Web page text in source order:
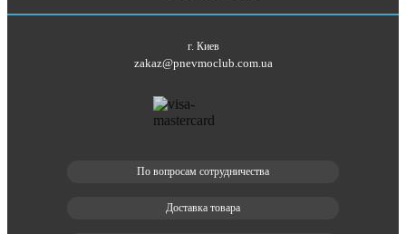
г. Киев
zakaz@pnevmoclub.com.ua
По вопросам сотрудничества
Доставка товара